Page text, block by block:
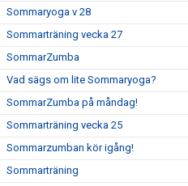
Sommaryoga v 28
Sommarträning vecka 27
SommarZumba
Vad sägs om lite Sommaryoga?
SommarZumba på måndag!
Sommarträning vecka 25
Sommarzumban kör igång!
Sommarträning